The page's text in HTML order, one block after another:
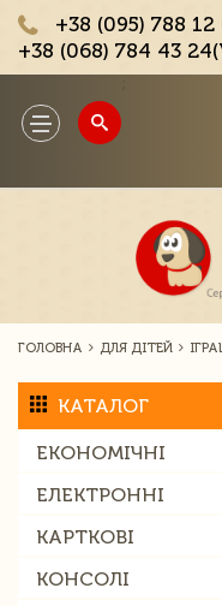
+38 (095) 788 12
+38 (068) 784 43
Toggle
navigation
ГОЛОВНА ДЛЯ ДІТЕЙ
КАТАЛОГ
ЕКОНОМІЧНІ
ЕЛЕКТРОННІ
КАРТКОВІ
КОНСОЛІ